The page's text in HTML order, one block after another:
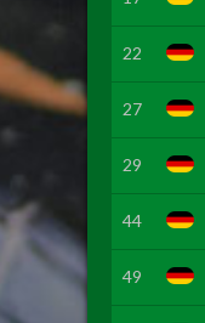
22
27
29
44
49